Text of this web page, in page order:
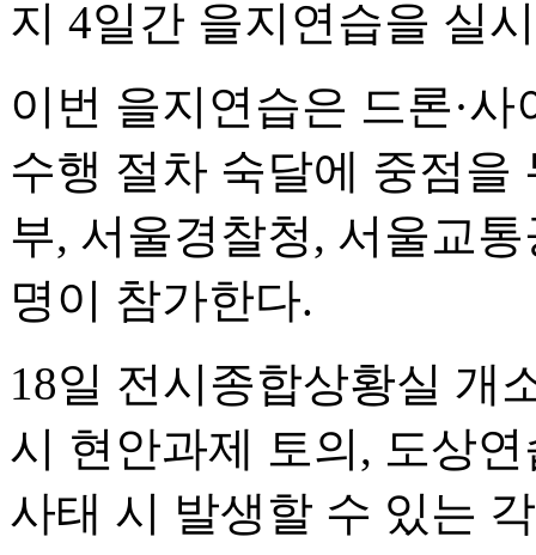
지 4일간 을지연습을 실
이번 을지연습은 드론·
수행 절차 숙달에 중점을
부, 서울경찰청, 서울교
명이 참가한다.
18일 전시종합상황실 개
시 현안과제 토의, 도상
사태 시 발생할 수 있는